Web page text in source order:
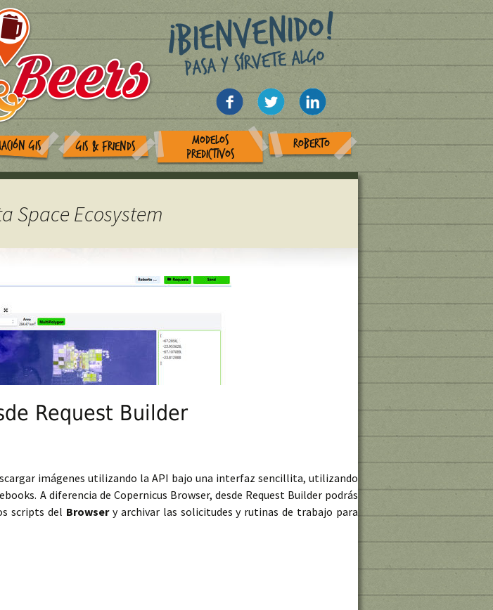
GIS GIS & FRIENDS
MODELOS
PREDICTIVOS
ROBERTO
Space Ecosystem
Request Builder
imágenes utilizando la API bajo una interfaz sencillita, utilizando
A diferencia de Copernicus Browser, desde Request Builder podrás
scripts del Browsery archivar las solicitudes y rutinas de trabajo para
Copernicus desde Request Builder